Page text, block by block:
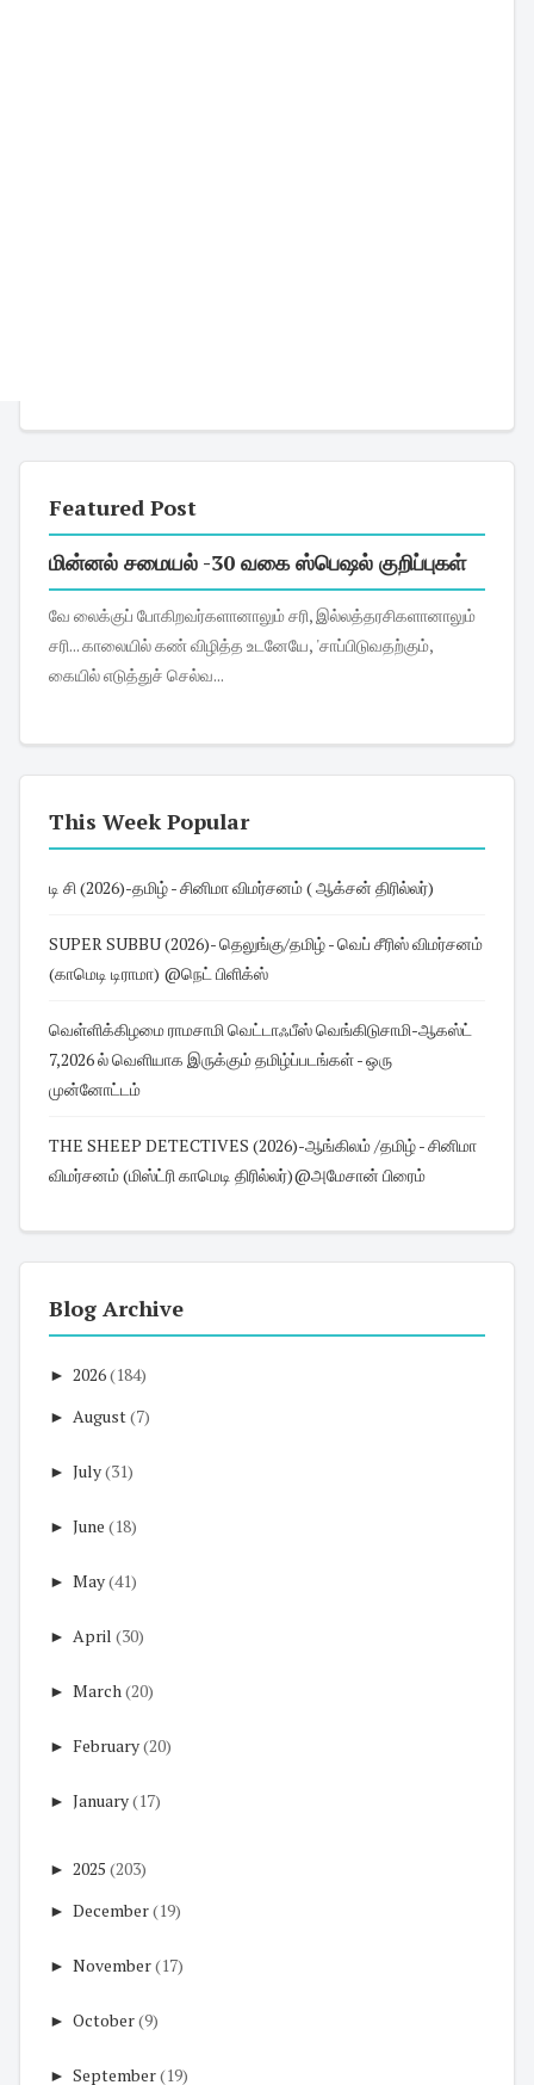
Featured Post
மின்னல் சமையல் -30 வகை ஸ்பெஷல் குறிப்புகள்
வே லைக்குப் போகிறவர்களானாலும் சரி, இல்லத்தரசிகளானாலும்
சரி... காலையில் கண் விழித்த உடனேயே, 'சாப்பிடுவதற்கும்,
கையில் எடுத்துச் செல்வ...
This Week Popular
டி சி (2026)-தமிழ் - சினிமா விமர்சனம் ( ஆக்சன் திரில்லர்)
SUPER SUBBU (2026)- தெலுங்கு/தமிழ் - வெப் சீரிஸ் விமர்சனம்
(காமெடி டிராமா) @நெட் பிளிக்ஸ்
வெள்ளிக்கிழமை ராமசாமி வெட்டாஃபீஸ் வெங்கிடுசாமி-ஆகஸ்ட்
7,2026 ல் வெளியாக இருக்கும் தமிழ்ப்படங்கள் - ஒரு
முன்னோட்டம்
THE SHEEP DETECTIVES (2026)-ஆங்கிலம் /தமிழ் - சினிமா
விமர்சனம் (மிஸ்ட்ரி காமெடி திரில்லர்)@அமேசான் பிரைம்
Blog Archive
► 2026(184)
► August(7)
► July(31)
► June (18)
► May(41)
► April (30)
► March(20)
► February(20)
► January(17)
► 2025 (203)
► December(19)
► November(17)
► October(9)
► September(19)